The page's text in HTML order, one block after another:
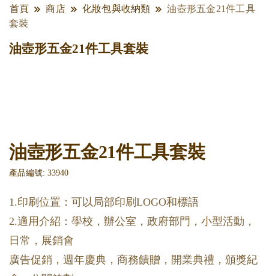
首頁 商店 化妝包與收納類
油壺形五金21件工具
套裝
油壺形五金21件工具套裝
油壺形五金21件工具套裝
產品編號: 33940
1.印刷位置：可以局部印刷LOGO和標語
2.適用介紹：學校，辦公室，政府部門，小型活動，
日常，展銷會
廣告促銷，週年慶典，商務饋贈，開業典禮，頒獎紀